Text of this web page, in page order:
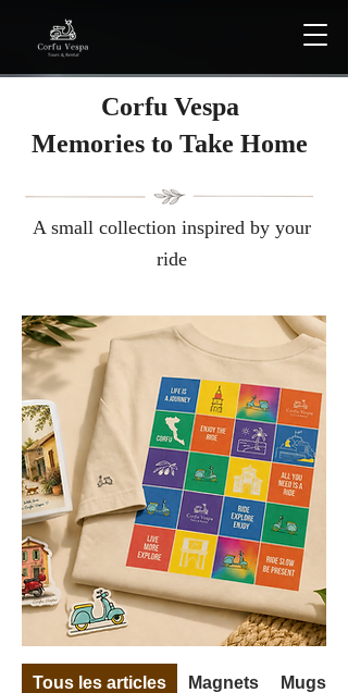
Corfu Vespa
Μemories to Take Home
A small collection inspired by your
ride
Tous les articles Magnets Mugs